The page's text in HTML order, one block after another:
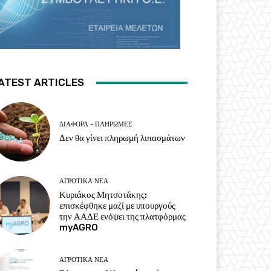
ARTICLES
ΔΙΆΦΟΡΑ - ΠΛΗΡΩΜΈΣ
Δεν θα γίνει πληρωμή λιπασμάτων
ΑΓΡΟΤΙΚΆ ΝΈΑ
Κυριάκος Μητσοτάκης:
επισκέφθηκε μαζί με υπουργούς
την ΑΑΔΕ ενόψει της πλατφόρμας
myAGRO
ΑΓΡΟΤΙΚΆ ΝΈΑ